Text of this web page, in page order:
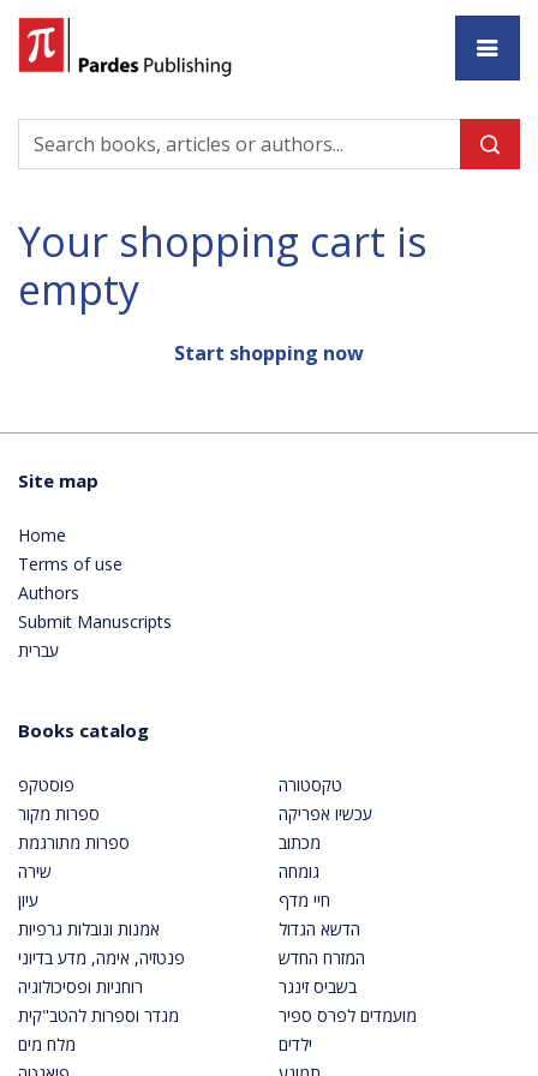
Your shopping cart is
empty
Start shopping now
Site map
Home
Terms of use
Authors
Submit Manuscripts
עברית
Books catalog
פוסטקפ
ספרות מקור
ספרות מתורגמת
שירה
עיון
אמנות ונובלות גרפיות
פנטזיה, אימה, מדע בדיוני
רוחניות ופסיכולוגיה
מגדר וספרות להטב"קית
מלח מים
טקסטורה
עכשיו אפריקה
מכתוב
גומחה
חיי מדף
הדשא הגדול
המזרח החדש
בשביס זינגר
מועמדים לפרס ספיר
ילדים